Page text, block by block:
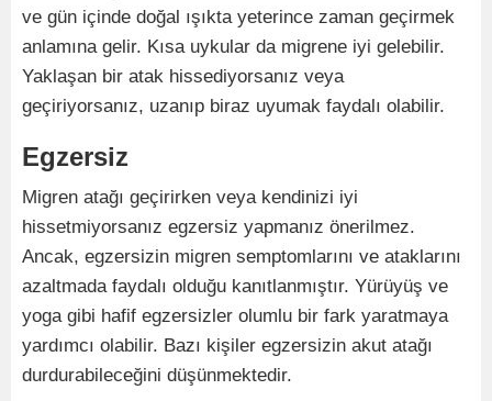
ve gün içinde doğal ışıkta yeterince zaman geçirmek
anlamına gelir. Kısa uykular da migrene iyi gelebilir.
Yaklaşan bir atak hissediyorsanız veya
geçiriyorsanız, uzanıp biraz uyumak faydalı olabilir.
Egzersiz
Migren atağı geçirirken veya kendinizi iyi
hissetmiyorsanız egzersiz yapmanız önerilmez.
Ancak, egzersizin migren semptomlarını ve ataklarını
azaltmada faydalı olduğu kanıtlanmıştır. Yürüyüş ve
yoga gibi hafif egzersizler olumlu bir fark yaratmaya
yardımcı olabilir. Bazı kişiler egzersizin akut atağı
durdurabileceğini düşünmektedir.